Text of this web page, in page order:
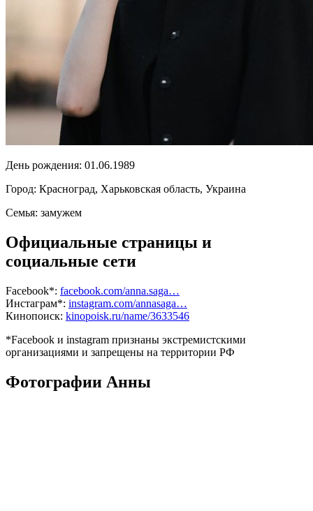
День рождения: 01.06.1989
Город: Красноград, Харьковская область, Украина
Семья: замужем
Официальные страницы и
социальные сети
Facebook*: facebook.com/anna.saga…
Инстаграм*: instagram.com/annasaga…
Кинопоиск: kinopoisk.ru/name/3633546
*Facebook и instagram признаны экстремистскими
организациями и запрещены на территории РФ
Фотографии Анны